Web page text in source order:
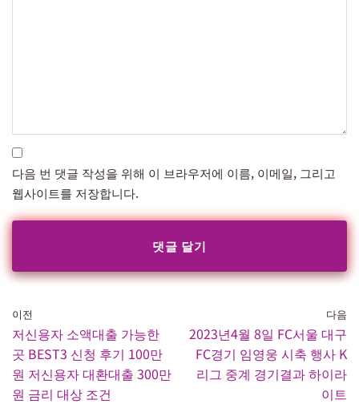
다음 번 댓글 작성을 위해 이 브라우저에 이름, 이메일, 그리고
웹사이트를 저장합니다.
이전
저신용자 소액대출 가능한
곳 BEST3 신청 후기 100만
원 저신용자 대환대출 300만
원 금리 대상 조건
다음
2023년4월 8일 FC서울 대구
FC경기 임영웅 시축 행사 K
리그 중계 경기결과 하이라
이트